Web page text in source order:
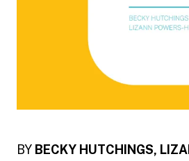
BY BECKY HUTCHINGS,